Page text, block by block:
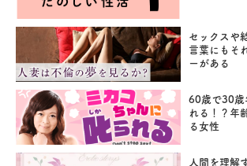
セックスや
言葉にもそ
ーがある
60歳で30歳
れる！？年
る女性
人間を理解